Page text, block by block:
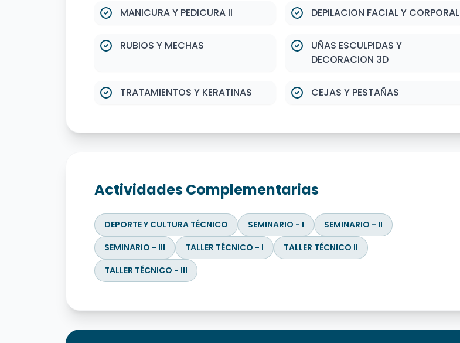
MANICURA Y PEDICURA II DEPILACION FACIAL Y CORPORAL
RUBIOS Y MECHAS
UÑAS ESCULPIDAS Y
DECORACION 3D
TRATAMIENTOS Y KERATINAS CEJAS Y PESTAÑAS
Actividades Complementarias
DEPORTE Y CULTURA TÉCNICO SEMINARIO - I
SEMINARIO - II
SEMINARIO - III
TALLER TÉCNICO - I
TALLER TÉCNICO II
TALLER TÉCNICO - III